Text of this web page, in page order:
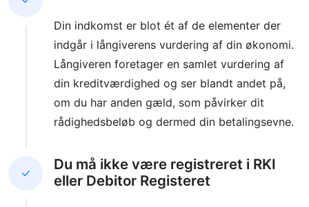
Din indkomst er blot ét af de elementer der
indgår i långiverens vurdering af din økonomi.
Långiveren foretager en samlet vurdering af
din kreditværdighed og ser blandt andet på,
om du har anden gæld, som påvirker dit
rådighedsbeløb og dermed din betalingsevne.
Du må ikke være registreret i RKI
eller Debitor Registeret